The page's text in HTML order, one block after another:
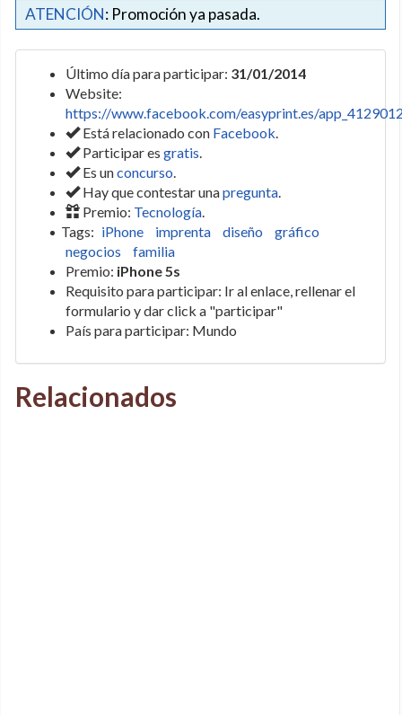
ATENCIÓN: Promoción ya pasada.
Último día para participar: 31/01/2014
Website:
https://www.facebook.com/easyprint.es/
Está relacionado con Facebook.
Participar es gratis.
Es unconcurso.
Hay que contestar unapregunta.
Premio: Tecnología.
Tags: iPhone imprenta diseño
gráfico
negocios
familia
Premio: iPhone 5s
Requisito para participar: Ir al enlace, rellenar el
formulario y dar click a "participar"
País para participar: Mundo
Relacionados